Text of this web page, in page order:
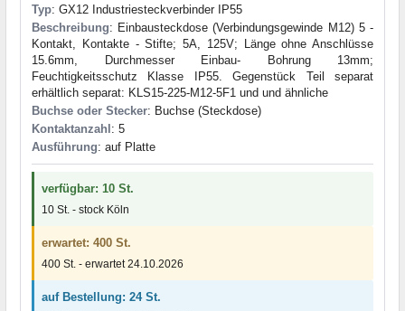
Typ: GX12 Industriesteckverbinder IP55
Beschreibung: Einbausteckdose (Verbindungsgewinde M12) 5 -
Kontakt, Kontakte - Stifte; 5A, 125V; Länge ohne Anschlüsse
15.6mm, Durchmesser Einbau- Bohrung 13mm;
Feuchtigkeitsschutz Klasse IP55. Gegenstück Teil separat
erhältlich separat: KLS15-225-M12-5F1 und und ähnliche
Buchse oder Stecker: Buchse (Steckdose)
Kontaktanzahl : 5
Ausführung: auf Platte
verfügbar: 10 St.
10 St. - stock Köln
erwartet: 400 St.
400 St. - erwartet 24.10.2026
auf Bestellung: 24 St.